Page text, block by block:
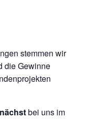
stemmen wir
die Gewinne
bei uns im